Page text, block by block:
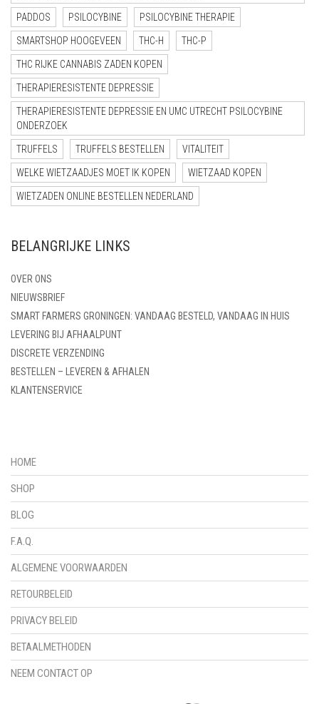
PADDOS PSILOCYBINE PSILOCYBINE THERAPIE
SMARTSHOP HOOGEVEEN THC-H THC-P
THC RIJKE CANNABIS ZADEN KOPEN
THERAPIERESISTENTE DEPRESSIE
THERAPIERESISTENTE DEPRESSIE EN UMC UTRECHT PSILOCYBINE
ONDERZOEK
TRUFFELS TRUFFELS BESTELLEN VITALITEIT
WELKE WIETZAADJES MOET IK KOPEN WIETZAAD KOPEN
WIETZADEN ONLINE BESTELLEN NEDERLAND
BELANGRIJKE LINKS
OVER ONS
NIEUWSBRIEF
SMART FARMERS GRONINGEN: VANDAAG BESTELD, VANDAAG IN HUIS
LEVERING BIJ AFHAALPUNT
DISCRETE VERZENDING
BESTELLEN – LEVEREN & AFHALEN
KLANTENSERVICE
HOME
SHOP
BLOG
F.A.Q.
ALGEMENE VOORWAARDEN
RETOURBELEID
PRIVACY BELEID
BETAALMETHODEN
NEEM CONTACT OP